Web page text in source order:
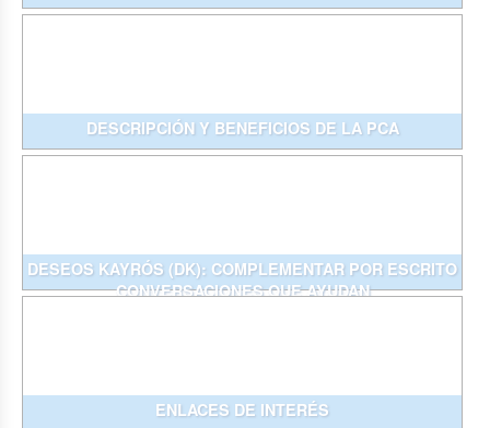
DESCRIPCIÓN Y BENEFICIOS DE LA PCA
DESEOS KAYRÓS (DK): COMPLEMENTAR POR ESCRITO
CONVERSACIONES QUE AYUDAN
ENLACES DE INTERÉS